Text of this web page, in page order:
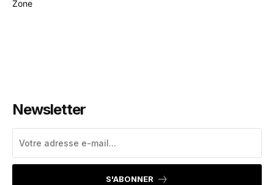
Newsletter
S'ABONNER